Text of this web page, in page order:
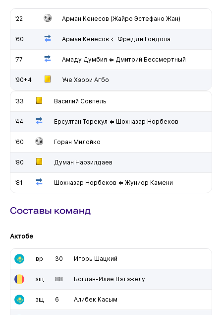
'22 Арман Кенесов (Жайро Эстефано Жан)
'60 Арман Кенесов ⇐ Фредди Гондола
'77 Амаду Думбия ⇐ Дмитрий Бессмертный
'90+4 Уче Хэрри Агбо
'33 Василий Совпель
'44 Ерсултан Торекул ⇐ Шохназар Норбеков
'60 Горан Милойко
'80 Думан Нарзилдаев
'81 Шохназар Норбеков ⇐ Жуниор Камени
Составы команд
Актобе
вр 30 Игорь Шацкий
зщ 88 Богдан-Илие Вэтэжелу
зщ 6 Алибек Касым